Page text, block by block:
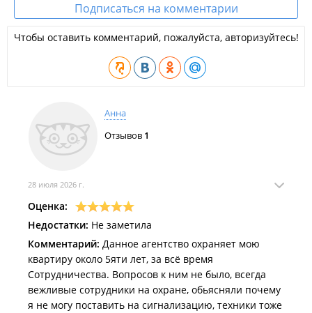
Подписаться на комментарии
Чтобы оставить комментарий, пожалуйста, авторизуйтесь!
Анна
Отзывов 1
28 июля 2026 г.
Оценка:
Недостатки: Не заметила
Комментарий: Данное агентство охраняет мою
квартиру около 5яти лет, за всё время
Сотрудничества. Вопросов к ним не было, всегда
вежливые сотрудники на охране, обьясняли почему
я не могу поставить на сигнализацию, техники тоже